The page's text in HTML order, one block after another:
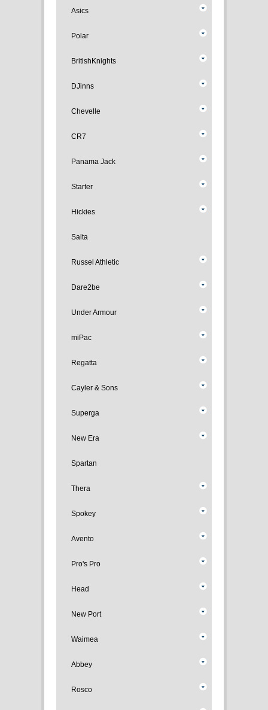
Asics
Polar
BritishKnights
DJinns
Chevelle
CR7
Panama Jack
Starter
Hickies
Salta
Russel Athletic
Dare2be
Under Armour
miPac
Regatta
Cayler & Sons
Superga
New Era
Spartan
Thera
Spokey
Avento
Pro's Pro
Head
New Port
Waimea
Abbey
Rosco